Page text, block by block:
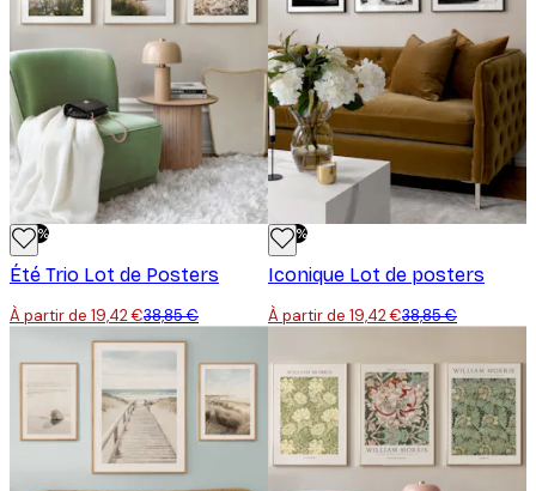
-50%
Été Trio Lot de Posters
À partir de 19,42 €38,85 €
-50%
Iconique Lot de posters
À partir de 19,42 €38,85 €